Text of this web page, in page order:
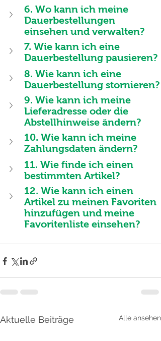
6. Wo kann ich meine
Dauerbestellungen
einsehen und verwalten?
7. Wie kann ich eine
Dauerbestellung pausieren?
8. Wie kann ich eine
Dauerbestellung stornieren?
9. Wie kann ich meine
Lieferadresse oder die
Abstellhinweise ändern?
10. Wie kann ich meine
Zahlungsdaten ändern?
11. Wie finde ich einen
bestimmten Artikel?
12. Wie kann ich einen
Artikel zu meinen Favoriten
hinzufügen und meine
Favoritenliste einsehen?
Aktuelle Beiträge Alle ansehen